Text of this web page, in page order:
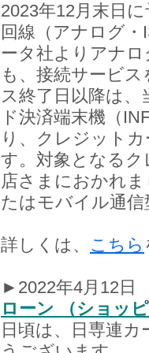
2023年12月末日
回線（アナログ
ータ社よりアナ
も、接続サービ
ス終了日以降は
ド決済端末機（
り、クレジット
す。対象となる
店さまにおかれ
たはモバイル通
詳しくは、 こちら
►2022年4月12日
ローン （ショッ
日頃は、日専連